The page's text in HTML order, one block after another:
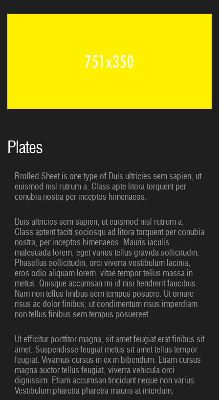
Plates
Rrolled Sheet is one type of Duis ultricies sem sapien, ut
euismod nisl rutrum a. Class apte litora torquent per
conubia nostra per inceptos himenaeos.
Duis ultricies sem sapien, ut euismod nisl rutrum a.
Class aptent taciti sociosqu ad litora torquent per conubia
nostra, per inceptos himenaeos. Mauris iaculis
malesuada lorem, eget varius tellus gravida sollicitudin.
Phasellus sollicitudin, orci viverra vestibulum lacinia,
eros odio aliquam lorem, vitae tempor tellus massa in
metus. Quisque accumsan mi id nisi hendrerit faucibus.
Nam non tellus finibus sem tempus posuere. Ut ornare
risus ac dolor finibus, ut condimentum risus imperdiam
non tellus finibus sem tempus posuereet.
Ut efficitur porttitor magna, sit amet feugiat erat finibus sit
amet. Suspendisse feugiat metus sit amet tellus tempor
feugiat. Vivamus cursus in ex in bibendum. Etiam cursus
magna auctor tellus feugiat, viverra vehicula orci
dignissim. Etiam accumsan tincidunt neque non varius.
Vestibulum pharetra pharetra mauris at interdum.